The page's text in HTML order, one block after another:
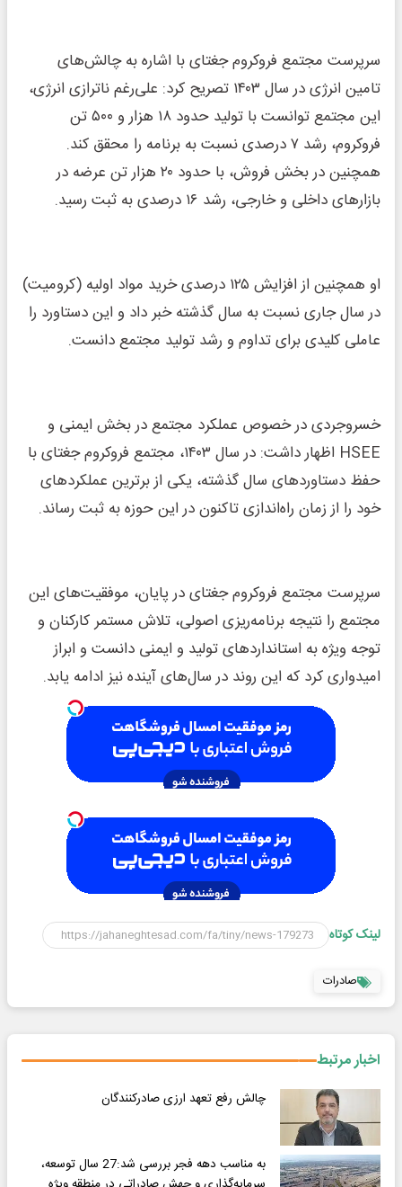
سرپرست مجتمع فروکروم جغتای با اشاره به چالش‌های
تامین انرژی در سال ۱۴۰۳ تصریح کرد: علی‌رغم ناترازی انرژی،
این مجتمع توانست با تولید حدود ۱۸ هزار و ۵۰۰ تن
فروکروم، رشد ۷ درصدی نسبت به برنامه را محقق کند.
همچنین در بخش فروش، با حدود ۲۰ هزار تن عرضه در
بازارهای داخلی و خارجی، رشد ۱۶ درصدی به ثبت رسید.
او همچنین از افزایش ۱۲۵ درصدی خرید مواد اولیه (کرومیت)
در سال جاری نسبت به سال گذشته خبر داد و این دستاورد را
عاملی کلیدی برای تداوم و رشد تولید مجتمع دانست.
خسروجردی در خصوص عملکرد مجتمع در بخش ایمنی و
HSEE اظهار داشت: در سال ۱۴۰۳، مجتمع فروکروم جغتای با
حفظ دستاوردهای سال گذشته، یکی از برترین عملکردهای
خود را از زمان راه‌اندازی تاکنون در این حوزه به ثبت رساند.
سرپرست مجتمع فروکروم جغتای در پایان، موفقیت‌های این
مجتمع را نتیجه برنامه‌ریزی اصولی، تلاش مستمر کارکنان و
توجه ویژه به استانداردهای تولید و ایمنی دانست و ابراز
امیدواری کرد که این روند در سال‌های آینده نیز ادامه یابد.
لینک کوتاه
صادرات
اخبار مرتبط
چالش رفع تعهد ارزی صادرکنندگان
به مناسب دهه فجر بررسی شد:27 سال توسعه،